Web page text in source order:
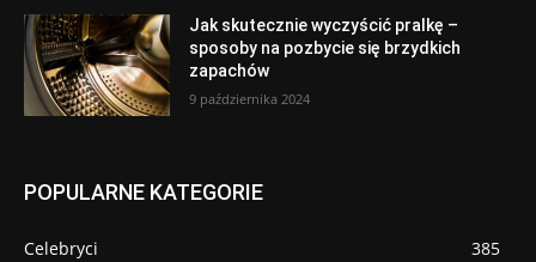
Jak skutecznie wyczyścić pralkę –
sposoby na pozbycie się brzydkich
zapachów
9 października 2024
POPULARNE KATEGORIE
Celebryci
385